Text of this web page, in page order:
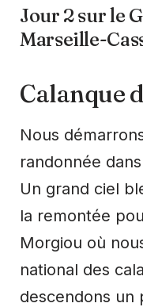
Jour 2 sur le
Marseille-
Calanque
Nous
randonnée
Un grand ciel
la remontée
Morgiou où
national des
descendons un